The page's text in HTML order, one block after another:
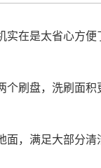
在是太省心方
刷盘，洗刷面
，满足大部分